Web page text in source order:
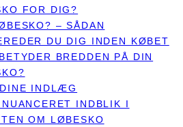
FOR DIG?
– SÅDAN
DU DIG INDEN KØBET
BREDDEN PÅ DIN
INDLÆG
INDBLIK I
OM LØBESKO